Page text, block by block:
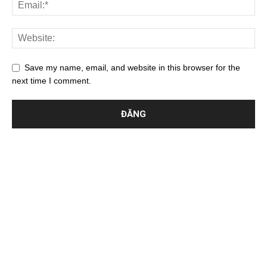
Save my name, email, and website in this browser for the
next time I comment.